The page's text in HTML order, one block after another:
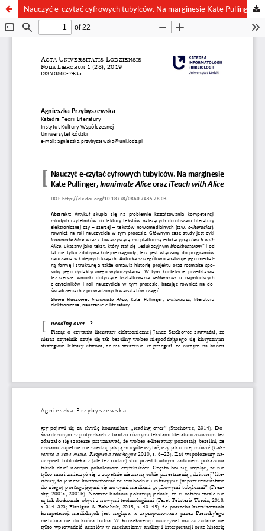
Nauczyć e-czytać cyfrowych tubylców. Na marginesie Kate Pullinger, Inanimate Alice oraz iTeach with Alice